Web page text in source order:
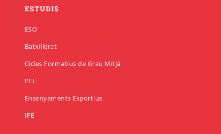
ESTUDIS
ESO
Batxillerat
Cicles Formatius de Grau Mitjà
PFI
Ensenyaments Esportius
IFE